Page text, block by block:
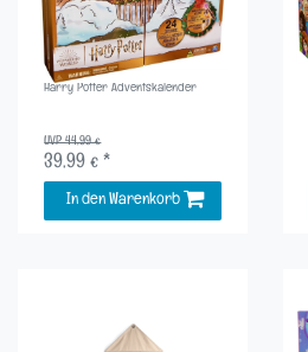
Harry Potter Adventskalender
UVP 44,99 €
39,99 € *
In den Warenkorb